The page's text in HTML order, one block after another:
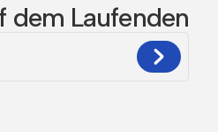
dem Laufenden